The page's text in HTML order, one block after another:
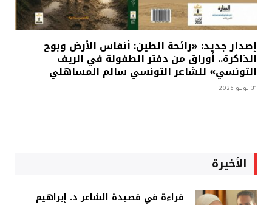
إصدار جديد: «رائحة الطين: أنفاس الأرض وبوح
الذاكرة.. أوراق من دفتر الطفولة في الريف
التونسي» للشاعر التونسي سالم المساهلي
31 يوليو 2026
الأخيرة
قراءة في قصيدة الشاعر د. إبراهيم